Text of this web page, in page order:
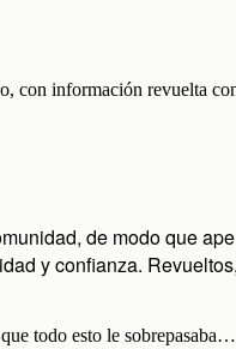
con información revuelta
de modo que
y confianza.
todo esto le